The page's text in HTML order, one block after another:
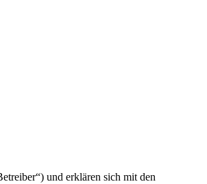
und erklären sich mit den